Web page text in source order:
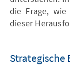
die Frage, wie
dieser
Strategische